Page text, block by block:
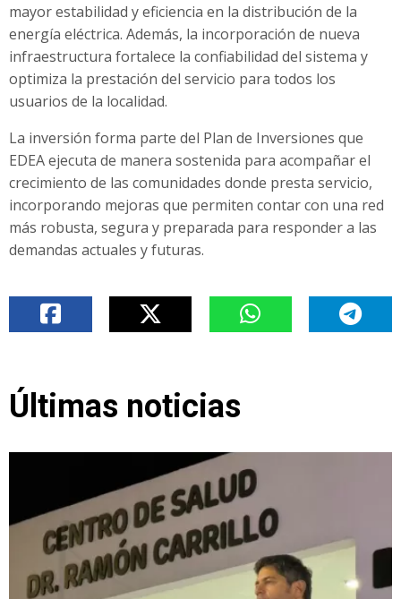
mayor estabilidad y eficiencia en la distribución de la
energía eléctrica. Además, la incorporación de nueva
infraestructura fortalece la confiabilidad del sistema y
optimiza la prestación del servicio para todos los
usuarios de la localidad.
La inversión forma parte del Plan de Inversiones que
EDEA ejecuta de manera sostenida para acompañar el
crecimiento de las comunidades donde presta servicio,
incorporando mejoras que permiten contar con una red
más robusta, segura y preparada para responder a las
demandas actuales y futuras.
Últimas noticias